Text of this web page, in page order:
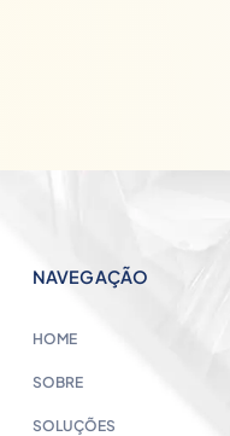
NAVEGAÇÃO
HOME
SOBRE
SOLUÇÕES